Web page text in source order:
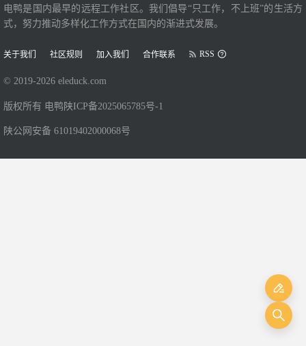
电鸭是国内最早的远程工作社区。我们倡导“只工作，不上班”的生活方
式，努力推动多样化工作方式在国内的渐进式发展。
关于我们 社区规则 加入我们 合作联系 RSS
© 2019-2026 eleduck.com
版权所有 电鸭 陕ICP备2025065785号-1
陕公网安备 61019402000068号